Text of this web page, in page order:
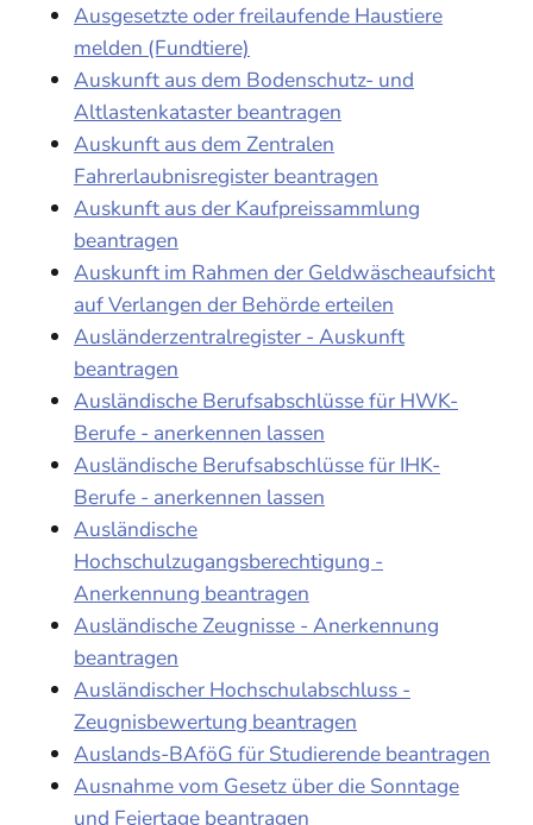
Ausgesetzte oder freilaufende Haustiere
melden (Fundtiere)
Auskunft aus dem Bodenschutz- und
Altlastenkataster beantragen
Auskunft aus dem Zentralen
Fahrerlaubnisregister beantragen
Auskunft aus der Kaufpreissammlung
beantragen
Auskunft im Rahmen der Geldwäscheaufsicht
auf Verlangen der Behörde erteilen
Ausländerzentralregister - Auskunft
beantragen
Ausländische Berufsabschlüsse für HWK-
Berufe - anerkennen lassen
Ausländische Berufsabschlüsse für IHK-
Berufe - anerkennen lassen
Ausländische
Hochschulzugangsberechtigung -
Anerkennung beantragen
Ausländische Zeugnisse - Anerkennung
beantragen
Ausländischer Hochschulabschluss -
Zeugnisbewertung beantragen
Auslands-BAföG für Studierende beantragen
Ausnahme vom Gesetz über die Sonntage
und Feiertage beantragen